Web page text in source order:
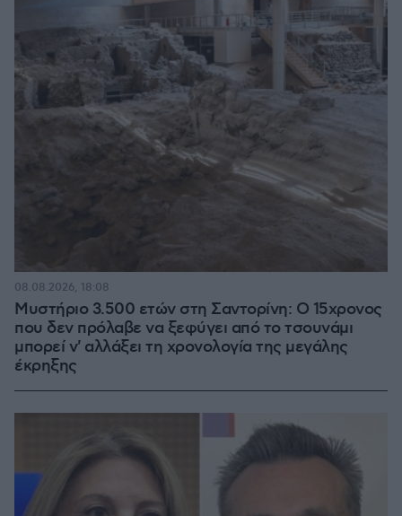
Μυστήριο 3.500 ετών στη Σαντορίνη: Ο 15χρονος
που δεν πρόλαβε να ξεφύγει από το τσουνάμι
μπορεί ν' αλλάξει τη χρονολογία της μεγάλης
έκρηξης
08.08.2026, 18:08